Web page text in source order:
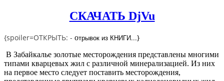
СКАЧАТЬ DjVu
{spoiler=ОТКРЫТЬ: - отрывок из КНИГИ...}
В Забайкалье золотые месторождения представлены многими
типами кварцевых жил с различной минерализацией. Из них
на первое место следует поставить месторождения,